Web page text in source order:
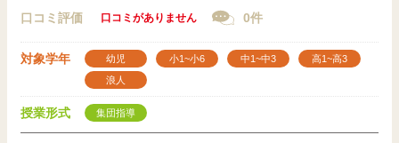
口コミ評価 口コミがありません 0件
対象学年 幼児 小1~小6 中1~中3
高1~高3
浪人
授業形式 集団指導